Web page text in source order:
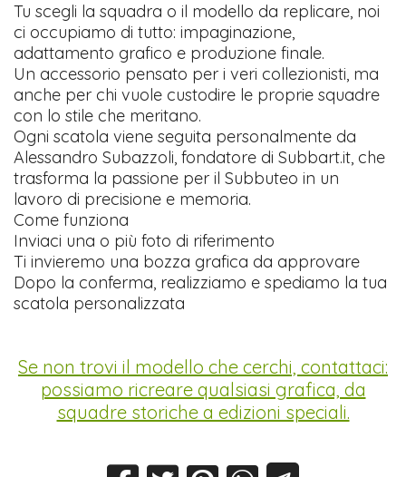
Tu scegli la squadra o il modello da replicare, noi
ci occupiamo di tutto: impaginazione,
adattamento grafico e produzione finale.
Un accessorio pensato per i veri collezionisti, ma
anche per chi vuole custodire le proprie squadre
con lo stile che meritano.
Ogni scatola viene seguita personalmente da
Alessandro Subazzoli, fondatore di Subbart.it, che
trasforma la passione per il Subbuteo in un
lavoro di precisione e memoria.
Come funziona
Inviaci una o più foto di riferimento
Ti invieremo una bozza grafica da approvare
Dopo la conferma, realizziamo e spediamo la tua
scatola personalizzata
Se non trovi il modello che cerchi, contattaci:
possiamo ricreare qualsiasi grafica, da
squadre storiche a edizioni speciali.